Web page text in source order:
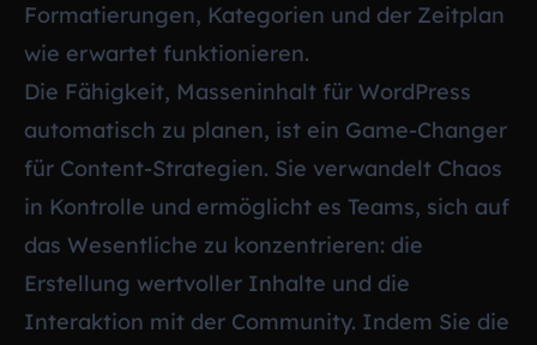
Formatierungen, Kategorien und der Zeitplan
wie erwartet funktionieren.
Die Fähigkeit, Masseninhalt für WordPress
automatisch zu planen, ist ein Game-Changer
für Content-Strategien. Sie verwandelt Chaos
in Kontrolle und ermöglicht es Teams, sich auf
das Wesentliche zu konzentrieren: die
Erstellung wertvoller Inhalte und die
Interaktion mit der Community. Indem Sie die